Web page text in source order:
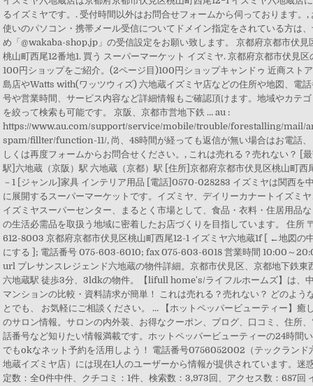
るイズミヤです。. 受付時間以外はお問合せフォームから伺っております。,
使いのパソコン・携帯メール受信についてドメイン指定をされている方は
め「@wakaba-shop.jp」の受信設定をお願い致します。 京都府京都市伏見
桃山町西尾12番地1. 買う スーパーマーケット イズミヤ. 京都府京都市伏見区
100円ショップをご紹介。(2ページ目)100円ショップキャンドゥ 近商スト
島店やWatts with(ワッツウィズ) 六地蔵イズミヤ店などの住所や地図、電
号や営業時間、サービス内容など詳細情報もご確認頂けます。地域やカテ
を絞って検索も可能です。 京阪、京都市営地下鉄 … au :
https://www.au.com/support/service/mobile/trouble/forestalling/mail/
spam/fillter/function-11/, 尚、48時間が経っても返信が無い場合はお電話
しくは再度フォームからお問合せください。, これは売れる？売れない？ [
駅]六地蔵（京阪）駅 六地蔵（京都）駅 [住所]京都府京都市伏見区桃山町西
－1 [ジャンル]家具 インテリア用品 [電話]0570-028283 イズミヤは関西を
に展開するスーパーマーケットです。イズミヤ、デイリーカナートイズミ
イズミヤスーパーセンター、まるとく市場として、食品・衣料・住居用品
の生活必需品を取扱う地域に密着したお店づくりを目指しています。 住所
612-8003 京都府京都市伏見区桃山町西尾12-1 イズミヤ六地蔵1f [ ←地図の
にする ]; 電話番号 075-603-6010; fax 075-603-6018 営業時間 10:00～
url プレサンスレジェンド六地蔵の物件詳細。京都市伏見区、京都地下鉄東
六地蔵駅 徒歩3分、3ldkの物件。【lifull home's/ライフルホームズ】は、
マンションの比較・資料請求が簡単！ これは売れる？売れない？ どのよう
とでも、 お気軽にご相談ください。 … 【ホットペッパービューティー】癒
のサロン情報。サロンの内外装、お得なクーポン、ブログ、口コミ、住所
話番号など知りたい情報満載です。ホットペッパービューティーの24時間
でもokなネット予約を活用しよう！ 電話番号0756052002（テックランド
地蔵イズミヤ店）には現在1人のユーザーから情報が提供されています。迷
定数：全0件中件、クチコミ：1件、検索数：3,973回、アクセス数：687回